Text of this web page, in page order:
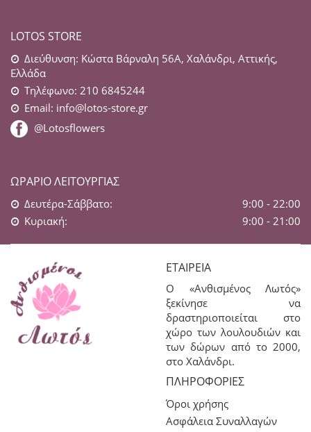
LOTOS STORE
Διεύθυνση: Κώστα Βάρναλη 56Α, Χαλάνδρι, Αττικής,
Ελλάδα
Τηλέφωνο: 210 6845244
Email: info@lotos-store.gr
@Lotosflowers
ΩΡΆΡΙΟ ΛΕΙΤΟΥΡΓΊΑΣ
Δευτέρα-Σάββατο:
9:00 - 22:00
Κυριακή:
9:00 - 21:00
ΕΤΑΙΡΕΊΑ
Ο «Ανθισμένος Λωτός»
ξεκίνησε να
δραστηριοποιείται στο
χώρο των λουλουδιών και
των δώρων από το 2000,
στο Χαλάνδρι.
ΠΛΗΡΟΦΟΡΊΕΣ
Όροι χρήσης
Ασφάλεια Συναλλαγών